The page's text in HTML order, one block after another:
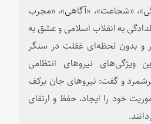
«شجاعت»، «آگاهی»، «مجرب
به انقلاب اسلامی و عشق به
و بدون لحظه‌ای غفلت در سنگر
ویژگی‌های نیروهای انتظامی
و گفت: نیروهای جان برکف
خود را ایجاد، حفظ و ارتقای